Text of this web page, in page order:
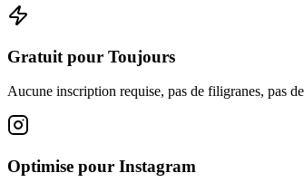
Gratuit pour Toujours
Aucune inscription requise, pas de filigranes, pas
Optimise pour Instagram